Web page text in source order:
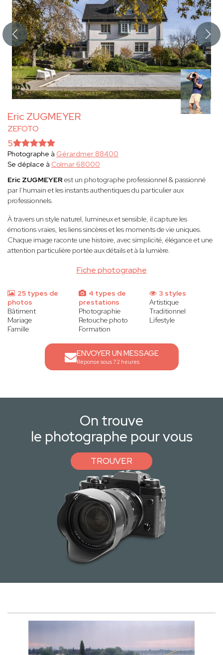
Eric ZUGMEYER
ZEFOTO
Fiche photographe
5
Photographe à Gérardmer 88400
Se déplace à Colmar 68000
Eric ZUGMEYER est un photographe professionnel & passionné
par l’humain et les instants authentiques du particulier aux
professionnels.
À travers un style naturel, lumineux et sensible, il capture les
émotions vraies, les liens sincères et les moments de vie uniques.
Chaque image raconte une histoire, avec simplicité, élégance et une
attention particulière portée aux détails et à la lumière.
25 types de
photos
Bâtiment
Mariage
Famille
4 types de
prestations
Photographie
Retouche photo
Formation
3 styles
Artistique
Traditionnel
Lifestyle
ENVOYER UN MESSAGE
Réponse sous 72 heures
On trouve
le photographe pour vous
TROUVER